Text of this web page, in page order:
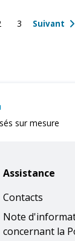
3 Suivant
sur mesure
Assistance
Contacts
Note
concernant la